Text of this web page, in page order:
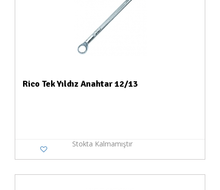
Rico Tek Yıldız Anahtar 12/13
Stokta Kalmamıştır